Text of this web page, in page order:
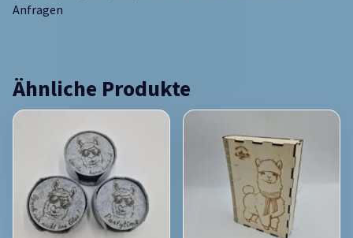
Anfragen
Ähnliche Produkte